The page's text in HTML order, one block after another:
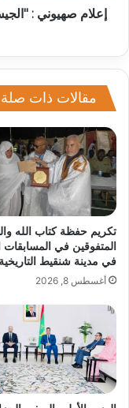
إعلام صهيوني :
مقالات ذات صلة
تكريم حفظة كتاب الله
المتفوقين في المسابقات
في مدينة شنقيط التاريخية
أغسطس 8, 2026